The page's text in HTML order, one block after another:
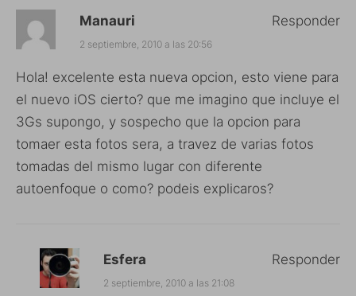
Manauri
2 septiembre, 2010 a las 20:56
Hola! excelente esta nueva opcion, esto viene para
el nuevo iOS cierto? que me imagino que incluye el
3Gs supongo, y sospecho que la opcion para
tomaer esta fotos sera, a travez de varias fotos
tomadas del mismo lugar con diferente
autoenfoque o como? podeis explicaros?
Responder
Esfera
2 septiembre, 2010 a las 21:08
Responder